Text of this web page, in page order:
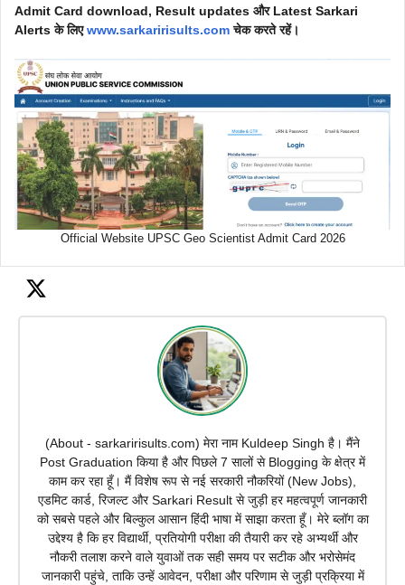
Admit Card download, Result updates और Latest Sarkari
Alerts के लिएwww.sarkaririsults.comचेक करते रहें।
Official Website UPSC Geo Scientist Admit Card 2026
(About - sarkaririsults.com) मेरा नाम Kuldeep Singh है। मैंने
Post Graduation किया है और पिछले 7 सालों से Blogging के क्षेत्र में
काम कर रहा हूँ। मैं विशेष रूप से नई सरकारी नौकरियों (New Jobs),
एडमिट कार्ड, रिजल्ट और Sarkari Result से जुड़ी हर महत्वपूर्ण जानकारी
को सबसे पहले और बिल्कुल आसान हिंदी भाषा में साझा करता हूँ। मेरे ब्लॉग का
उद्देश्य है कि हर विद्यार्थी, प्रतियोगी परीक्षा की तैयारी कर रहे अभ्यर्थी और
नौकरी तलाश करने वाले युवाओं तक सही समय पर सटीक और भरोसेमंद
जानकारी पहुंचे, ताकि उन्हें आवेदन, परीक्षा और परिणाम से जुड़ी प्रक्रिया में